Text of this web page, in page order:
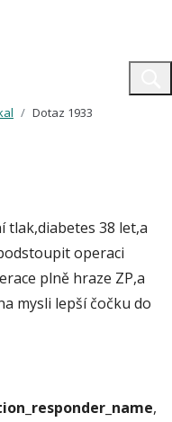
Dotaz 1933
tlak,diabetes 38 let,a
operaci
plně hraze ZP,a
mysli lepší čočku do
,